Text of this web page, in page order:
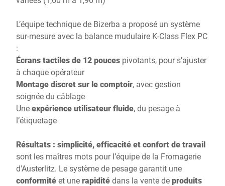
L’équipe technique de Bizerba a proposé un système
sur-mesure avec la balance mudulaire K-Class Flex PC
:
Écrans tactiles de 12 pouces pivotants, pour s’ajuster
à chaque opérateur
Montage discret sur le comptoir, avec gestion
soignée du câblage
Uneexpérience utilisateur fluide, du pesage à
l’étiquetage
Résultats : simplicité, efficacité et confort de travail
sont les maîtres mots pour l’équipe de la Fromagerie
d'Austerlitz. Le système de pesage garantit une
conformitéet unerapiditédans la vente deproduits